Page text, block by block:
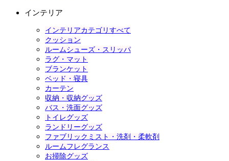
インテリア
インテリアカテゴリすべて
クッション
ルームシューズ・スリッパ
ラグ・マット
ブランケット
ベッド・寝具
カーテン
収納・収納グッズ
バス・洗面グッズ
トイレグッズ
ランドリーグッズ
ファブリックミスト・洗剤・柔軟剤
ルームフレグランス
お掃除グッズ